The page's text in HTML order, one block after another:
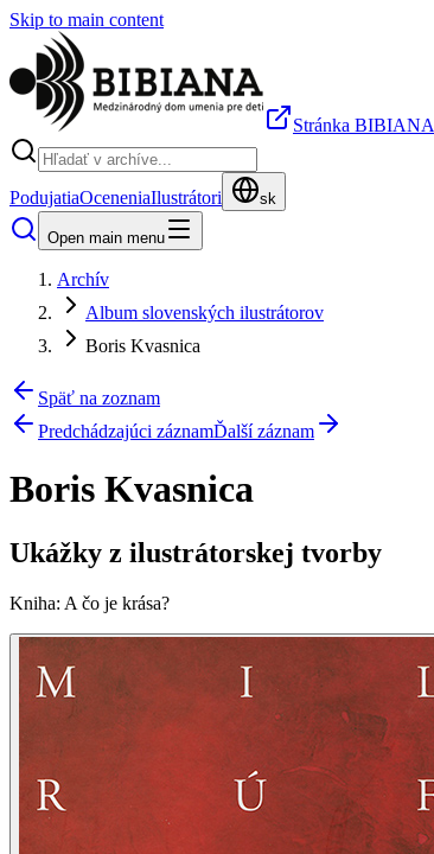
Skip to main content
Stránka BIBIANA
PodujatiaOceneniaIlustrátori sk
Open main menu
Archív
Album slovenských ilustrátorov
Boris Kvasnica
Späť na zoznam
Predchádzajúci záznamĎalší záznam
Boris Kvasnica
Ukážky z ilustrátorskej tvorby
Kniha: A čo je krása?